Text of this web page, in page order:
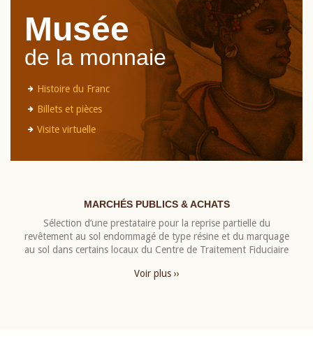
Musée
de la monnaie
Histoire du Franc
Billets et pièces
Visite virtuelle
MARCHÉS PUBLICS & ACHATS
Sélection d’une prestataire pour la reprise partielle du
revêtement au sol endommagé de type résine et du marquage
au sol dans certains locaux du Centre de Traitement Fiduciaire
Voir plus ››